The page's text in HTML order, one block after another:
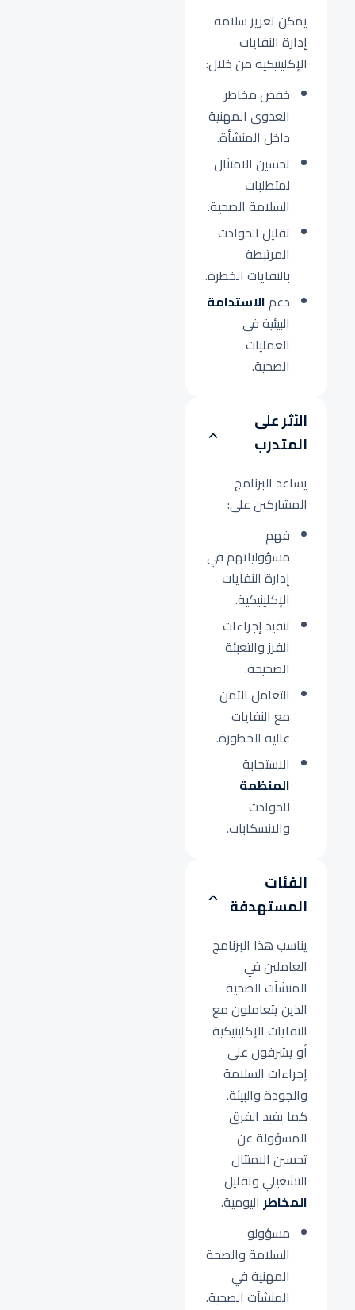
يمكن تعزيز سلامة
إدارة النفايات
الإكلينيكية من خلال:
خفض مخاطر
العدوى المهنية
داخل المنشأة.
تحسين الامتثال
لمتطلبات
السلامة الصحية.
تقليل الحوادث
المرتبطة
بالنفايات الخطرة.
دعمالاستدامة
البيئية في
العمليات
الصحية.
الأثر على
المتدرب
يساعد البرنامج
المشاركين على:
فهم
مسؤولياتهم في
إدارة النفايات
الإكلينيكية.
تنفيذ إجراءات
الفرز والتعبئة
الصحيحة.
التعامل الآمن
مع النفايات
عالية الخطورة.
الاستجابة
المنظمة
للحوادث
والانسكابات.
الفئات
المستهدفة
يناسب هذا البرنامج
العاملين في
المنشآت الصحية
الذين يتعاملون مع
النفايات الإكلينيكية
أو يشرفون على
إجراءات السلامة
والجودة والبيئة.
كما يفيد الفرق
المسؤولة عن
تحسين الامتثال
التشغيلي وتقليل
المخاطر اليومية.
مسؤولو
السلامة والصحة
المهنية في
المنشآت الصحية.